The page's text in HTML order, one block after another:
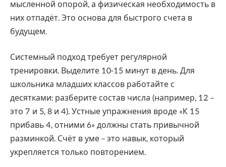
мысленной опорой, а физическая необходимость в
них отпадёт. Это основа для быстрого счета в
будущем.
Системный подход требует регулярной
тренировки. Выделите 10-15 минут в день. Для
школьника младших классов работайте с
десятками: разберите состав числа (например, 12 –
это 7 и 5, 8 и 4). Устные упражнения вроде «К 15
прибавь 4, отними 6» должны стать привычной
разминкой. Счёт в уме – это навык, который
укрепляется только повторением.